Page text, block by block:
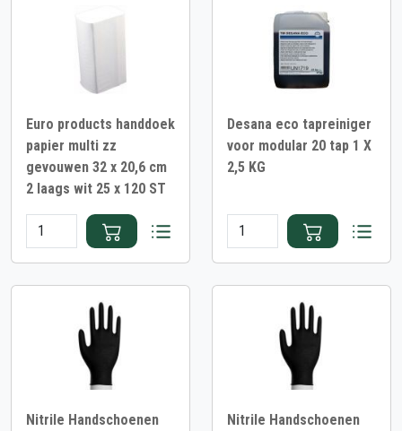
Euro products handdoek
papier multi zz
gevouwen 32 x 20,6 cm
2 laags wit 25 x 120 ST
Desana eco tapreiniger
voor modular 20 tap 1 X
2,5 KG
Nitrile Handschoenen
Nitrile Handschoenen